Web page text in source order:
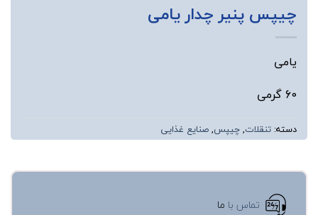
چیپس پنیر چدار یامی
یامی
60 گرمی
دسته: تنقلات,چیپس,صنایع غذایی
تماس با ما